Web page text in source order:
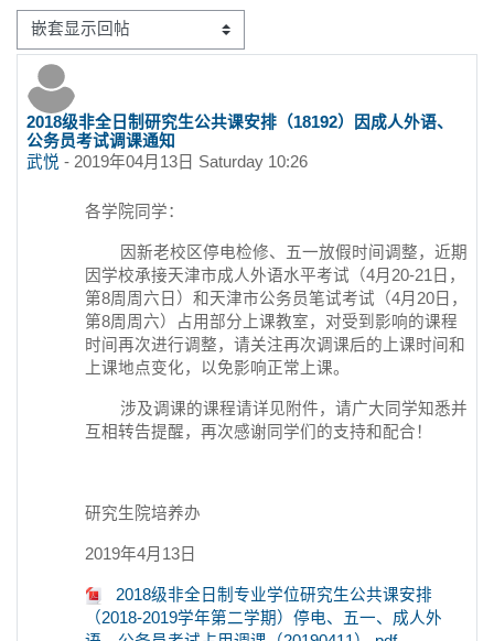
显示模式
2018级非全日制研究生公共课安排（18192）因成人外语、
公务员考试调课通知
武悦 - 2019年04月13日 Saturday 10:26
回帖数：0
各学院同学：
因新老校区停电检修、五一放假时间调整，近期
因学校承接天津市成人外语水平考试（4月20-21日，
第8周周六日）和天津市公务员笔试考试（4月20日，
第8周周六）占用部分上课教室，对受到影响的课程
时间再次进行调整，请关注再次调课后的上课时间和
上课地点变化，以免影响正常上课。
涉及调课的课程请详见附件，请广大同学知悉并
互相转告提醒，再次感谢同学们的支持和配合！
研究生院培养办
2019年4月13日
2018级非全日制专业学位研究生公共课安排
（2018-2019学年第二学期）停电、五一、成人外